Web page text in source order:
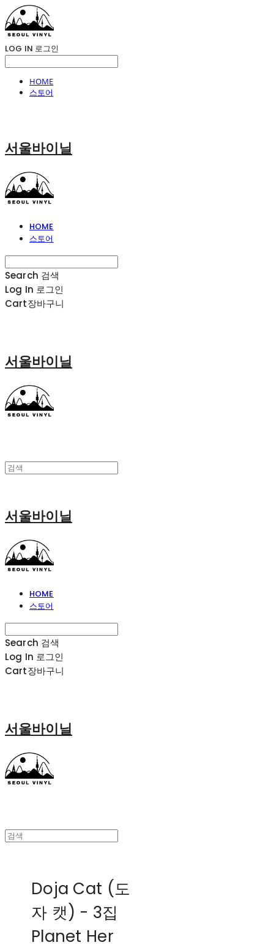
LOG IN 로그인
HOME
스토어
서울바이닐
HOME
스토어
Search 검색
Log In 로그인
Cart장바구니
서울바이닐
서울바이닐
HOME
스토어
Search 검색
Log In 로그인
Cart장바구니
서울바이닐
Doja Cat (도
자 캣) - 3집
Planet Her